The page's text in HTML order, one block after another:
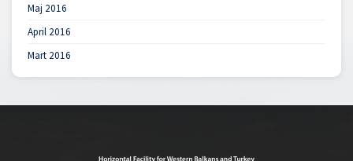
Maj 2016
April 2016
Mart 2016